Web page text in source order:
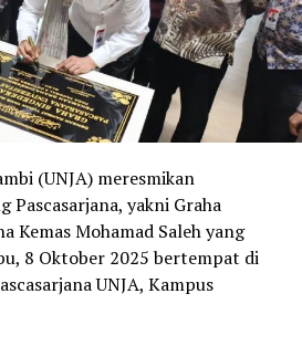
(UNJA) meresmikan
Pascasarjana, yakni Graha
Kemas Mohamad Saleh yang
8 Oktober 2025 bertempat di
UNJA, Kampus